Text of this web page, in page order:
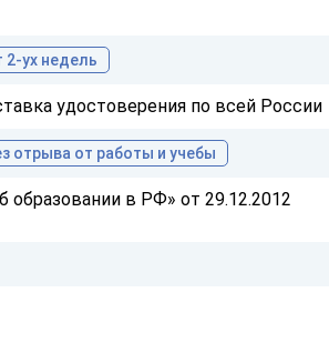
2-ух недель
удостоверения по всей России
отрыва от работы и учебы
в РФ» от 29.12.2012